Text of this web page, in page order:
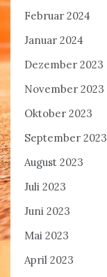
Februar 2024
Januar 2024
Dezember 2023
November 2023
Oktober 2023
September 2023
August 2023
Juli 2023
Juni 2023
Mai 2023
April 2023